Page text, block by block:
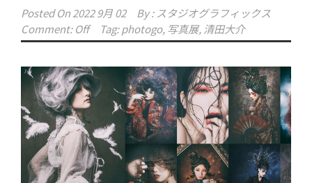
Posted On2022 9月 02 By : スタジオグラフィックス
Comment: Off
Tag:photogo,写真展, 清田大介